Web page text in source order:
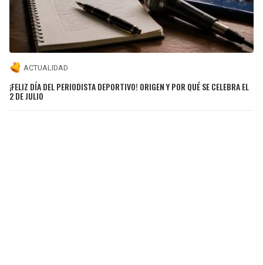
ACTUALIDAD
¡FELIZ DÍA DEL PERIODISTA DEPORTIVO! ORIGEN Y POR QUÉ SE CELEBRA EL
2 DE JULIO